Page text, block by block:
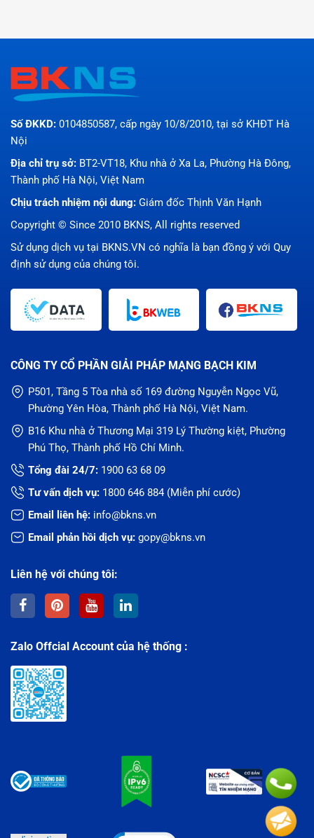
Số ĐKKD: 0104850587, cấp ngày 10/8/2010, tại sở KHĐT Hà
Nội
Địa chỉ trụ sở: BT2-VT18, Khu nhà ở Xa La, Phường Hà Đông,
Thành phố Hà Nội, Việt Nam
Chịu trách nhiệm nội dung: Giám đốc Thịnh Văn Hạnh
Copyright © Since 2010 BKNS, All rights reserved
Sử dụng dịch vụ tại BKNS.VN có nghĩa là bạn đồng ý với Quy
định sử dụng của chúng tôi.
CÔNG TY CỔ PHẦN GIẢI PHÁP MẠNG BẠCH KIM
P501, Tầng 5 Tòa nhà số 169 đường Nguyễn Ngọc Vũ,
Phường Yên Hòa, Thành phố Hà Nội, Việt Nam.
B16 Khu nhà ở Thương Mại 319 Lý Thường kiệt, Phường
Phú Thọ, Thành phố Hồ Chí Minh.
Tổng đài 24/7: 1900 63 68 09
Tư vấn dịch vụ: 1800 646 884 (Miễn phí cước)
Email liên hệ: info@bkns.vn
Email phản hồi dịch vụ: gopy@bkns.vn
Liên hệ với chúng tôi:
Zalo Offcial Account của hệ thống :
Click to open certificate